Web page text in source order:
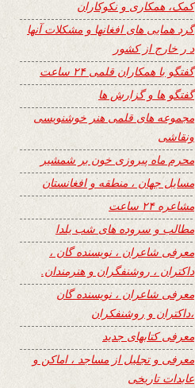
کمک، همکاری و نکوکاران
گرد همایی های افغانها و مشکلات آنها
د ر خارج از کشور
گفتگو با همکاران قلمی ۲۴ ساعت
گفتگو ها و گزارش ها
مجموعه های قلمی هنر خوشنویسی
ونقاشی
محرم ماه پیروزی خون بر شمشیر
مسایل جهان ، منطقه و افغانستان
مشاعره ۲۴ ساعت
مطالب و سروده های شب یلدا
معرفی شاعران ، نویسنده گان ،
داکتران ، روشنفگران و هنرمندان.
معرفی شاعران ، نویسنده گان
،داکتران و روشنفکران
معرفی کتابهای جدید
معرفی و تجلیل از مساجد ، اماکن و
عابدات تاریخی